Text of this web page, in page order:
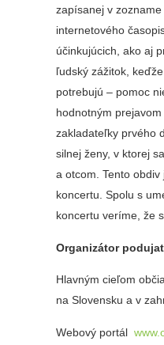
zapísanej v
internetového
účinkujúcich, ako aj
ľudský zážitok,
potrebujú – pomoc
hodnotným
zakladateľky prvého
silnej ženy, v ktorej
a otcom. Tento
koncertu. Spolu s
koncertu veríme, že
Organizátor
Hlavným cieľom
na Slovensku a v
Webový portál